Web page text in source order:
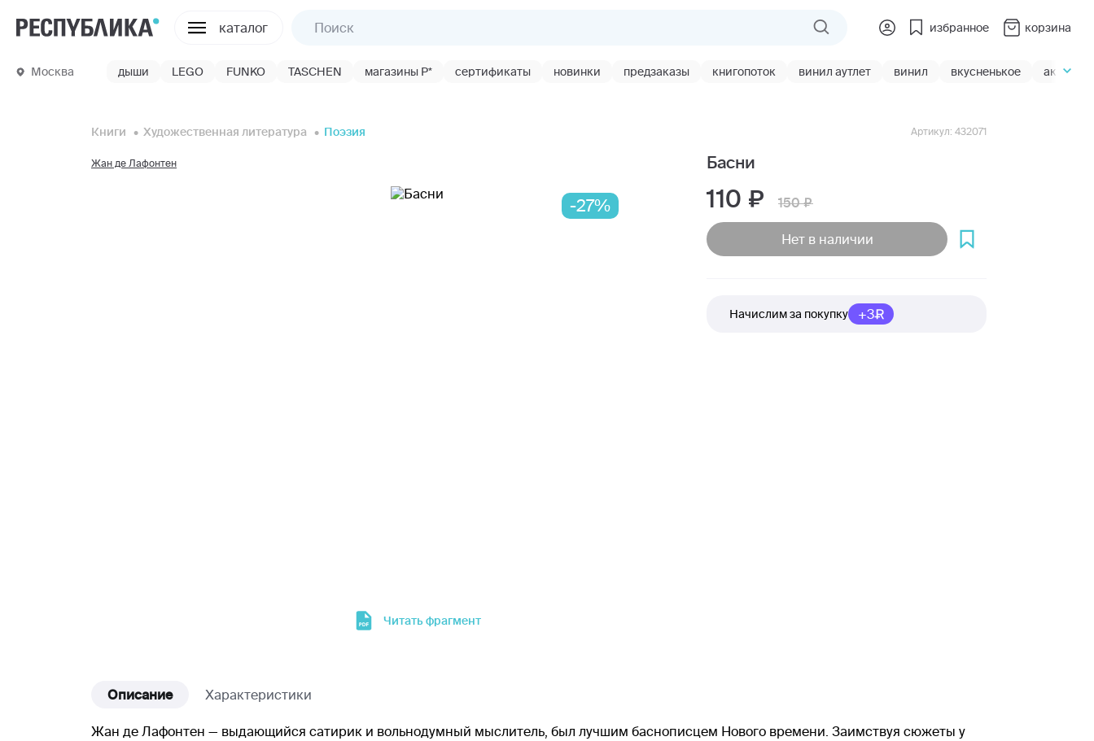
каталог избранное корзина
Москва дыши LEGO FUNKO TASCHEN магазины Р* сертификаты новинки предзаказы книгопоток винил аутлет винил вкусненькое акции
Книги Художественная литература Поэзия
-27%
Читать фрагмент
Жан де Лафонтен Басни
Артикул: 432071
110 150
Нет в наличии
Начислим за покупку +3
Описание Характеристики
Жан де Лафонтен — выдающийся сатирик и вольнодумный мыслитель, был лучшим баснописцем Нового времени. Заимствуя сюжеты у